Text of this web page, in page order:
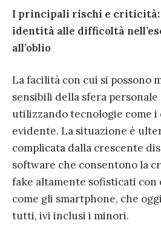
I principali rischi e
identità alle difficoltà
all’oblio
La facilità con cui si possono
sensibili della sfera
utilizzando tecnologie come i
evidente. La situazione è
complicata dalla crescente
software che consentono la
fake altamente sofisticati
come gli smartphone, che
tutti, ivi inclusi i minori.